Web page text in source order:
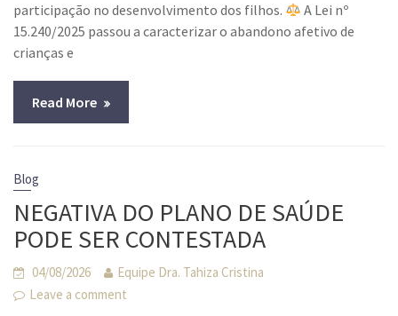
participação no desenvolvimento dos filhos.
A Lei nº
15.240/2025 passou a caracterizar o abandono afetivo de
crianças e
Read More
Blog
NEGATIVA DO PLANO DE SAÚDE
PODE SER CONTESTADA
04/08/2026
Equipe Dra. Tahiza Cristina
Leave a comment